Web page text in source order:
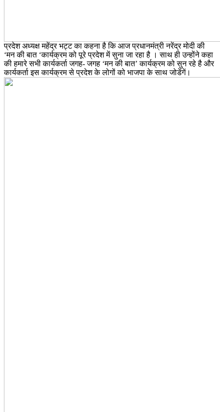
प्रदेश अध्यक्ष महेंद्र भट्ट का कहना है कि आज प्रधानमंत्री नरेंद्र मोदी की
‘मन की बात ‘कार्यक्रम को पूरे प्रदेश में सुना जा रहा है । साथ ही उन्होंने कहा
की हमारे सभी कार्यकर्ता जगह- जगह ‘मन की बात’ कार्यक्रम को सुन रहे है और
कार्यकर्ता इस कार्यक्रम से प्रदेश के लोगों को भाजपा के साथ जोडेंगें।